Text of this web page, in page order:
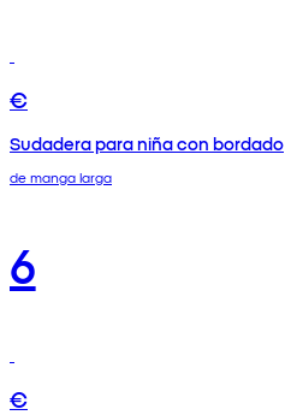
€
Sudadera para niña con bordado
de manga larga
6
€